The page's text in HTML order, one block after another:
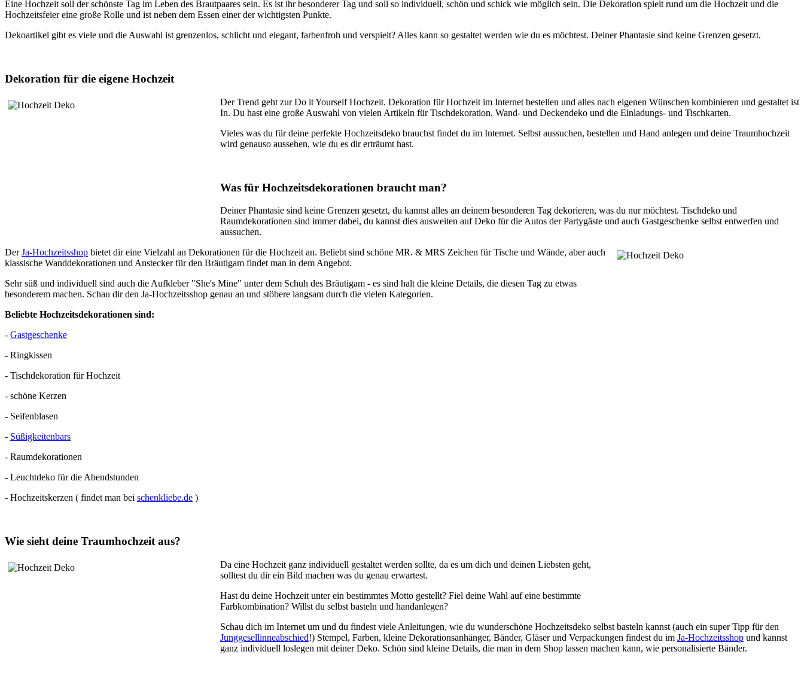
Eine Hochzeit soll der schönste Tag im Leben des Brautpaares sein. Es ist ihr besonderer Tag und soll so individuell, schön und schick wie möglich sein. Die Dekoration spielt rund um die Hochzeit und die
Hochzeitsfeier eine große Rolle und ist neben dem Essen einer der wichtigsten Punkte.
Dekoartikel gibt es viele und die Auswahl ist grenzenlos, schlicht und elegant, farbenfroh und verspielt? Alles kann so gestaltet werden wie du es möchtest. Deiner Phantasie sind keine Grenzen gesetzt.
Dekoration für die eigene Hochzeit
Der Trend geht zur Do it Yourself Hochzeit. Dekoration für Hochzeit im Internet bestellen und alles nach eigenen Wünschen kombinieren und gestaltet ist
In. Du hast eine große Auswahl von vielen Artikeln für Tischdekoration, Wand- und Deckendeko und die Einladungs- und Tischkarten.
Vieles was du für deine perfekte Hochzeitsdeko brauchst findet du im Internet. Selbst aussuchen, bestellen und Hand anlegen und deine Traumhochzeit
wird genauso aussehen, wie du es dir erträumt hast.
Was für Hochzeitsdekorationen braucht man?
Deiner Phantasie sind keine Grenzen gesetzt, du kannst alles an deinem besonderen Tag dekorieren, was du nur möchtest. Tischdeko und
Raumdekorationen sind immer dabei, du kannst dies ausweiten auf Deko für die Autos der Partygäste und auch Gastgeschenke selbst entwerfen und
aussuchen.
DerJa-Hochzeitsshop bietet dir eine Vielzahl an Dekorationen für die Hochzeit an. Beliebt sind schöne MR. & MRS Zeichen für Tische und Wände, aber auch
klassische Wanddekorationen und Anstecker für den Bräutigam findet man in dem Angebot.
Sehr süß und individuell sind auch die Aufkleber "She's Mine" unter dem Schuh des Bräutigam - es sind halt die kleine Details, die diesen Tag zu etwas
besonderem machen. Schau dir den Ja-Hochzeitsshop genau an und stöbere langsam durch die vielen Kategorien.
Beliebte Hochzeitsdekorationen sind:
- Gastgeschenke
- Ringkissen
- Tischdekoration für Hochzeit
- schöne Kerzen
- Seifenblasen
- Süßigkeitenbars
- Raumdekorationen
- Leuchtdeko für die Abendstunden
- Hochzeitskerzen ( findet man bei schenkliebe.de )
Wie sieht deine Traumhochzeit aus?
Da eine Hochzeit ganz individuell gestaltet werden sollte, da es um dich und deinen Liebsten geht,
solltest du dir ein Bild machen was du genau erwartest.
Hast du deine Hochzeit unter ein bestimmtes Motto gestellt? Fiel deine Wahl auf eine bestimmte
Farbkombination? Willst du selbst basteln und handanlegen?
Schau dich im Internet um und du findest viele Anleitungen, wie du wunderschöne Hochzeitsdeko selbst basteln kannst (auch ein super Tipp für den
Junggesellinneabschied!) Stempel, Farben, kleine Dekorationsanhänger, Bänder, Gläser und Verpackungen findest du im Ja-Hochzeitsshop und kannst
ganz individuell loslegen mit deiner Deko. Schön sind kleine Details, die man in dem Shop lassen machen kann, wie personalisierte Bänder.